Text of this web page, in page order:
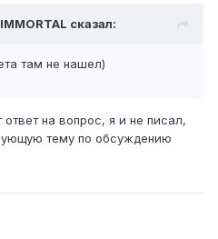
сказал:
там не нашел)
на вопрос, я и не писал,
тему по обсуждению